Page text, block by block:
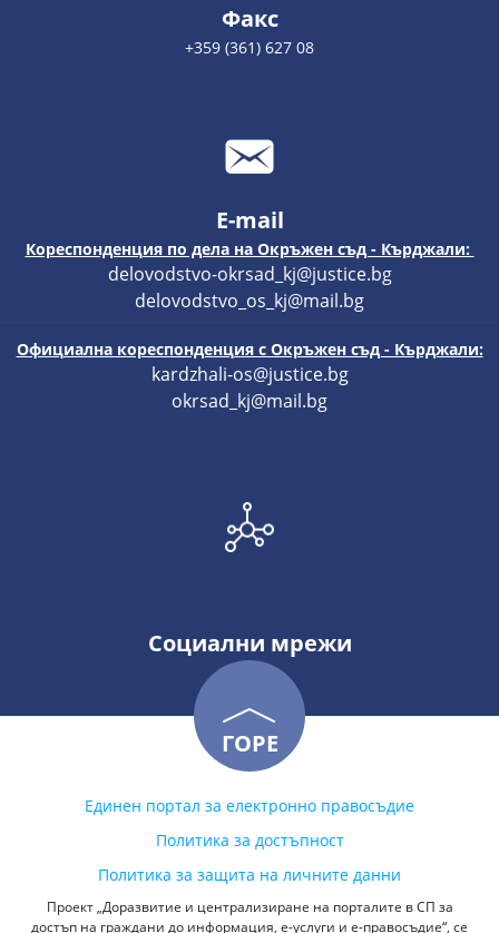
Факс
+359 (361) 627 08
E-mail
Кореспонденция по дела на Окръжен съд - Кърджали:
delovodstvo-okrsad_kj@justice.bg
delovodstvo_os_kj@mail.bg
Официална кореспонденция с Окръжен съд - Кърджали:
kardzhali-os@justice.bg
okrsad_kj@mail.bg
Социални мрежи
ГОРЕ
Единен портал за електронно правосъдие
Политика за достъпност
Политика за защита на личните данни
Проект „Доразвитие и централизиране на порталите в СП за
достъп на граждани до информация, е-услуги и е-правосъдие“, се